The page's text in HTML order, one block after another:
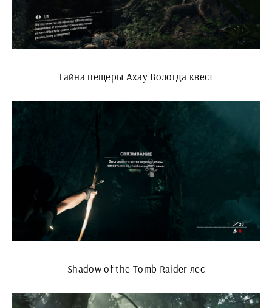
Тайна пещеры Ахау Вологда квест
Shadow of the Tomb Raider лес